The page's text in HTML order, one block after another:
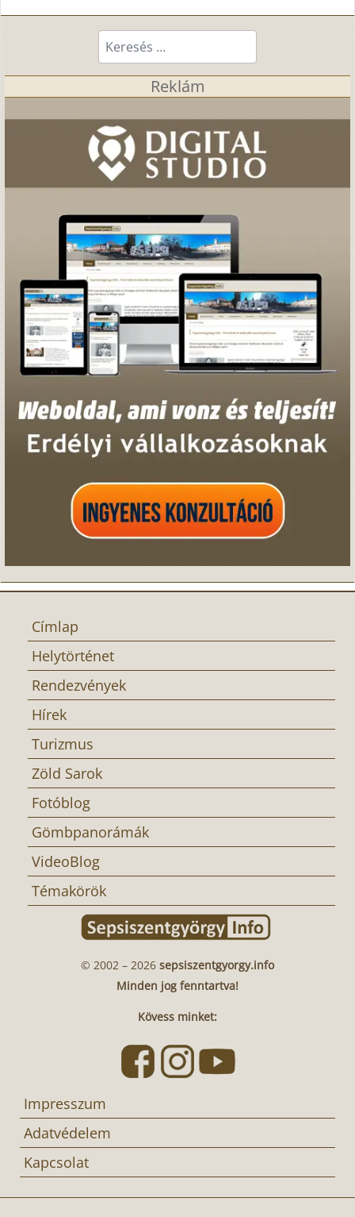
Keresés...
Reklám
Címlap
Helytörténet
Rendezvények
Hírek
Turizmus
Zöld Sarok
Fotóblog
Gömbpanorámák
VideoBlog
Témakörök
© 2002 – 2026 sepsiszentgyorgy.info
Minden jog fenntartva!
Kövess minket:
Impresszum
Adatvédelem
Kapcsolat